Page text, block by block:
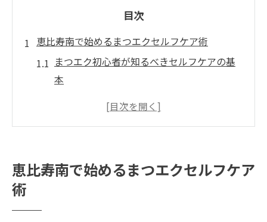
目次
恵比寿南で始めるまつエクセルフケア術
まつエク初心者が知るべきセルフケアの基
本
恵比寿で選ばれるまつエクの自宅ケア方法
とは
恵比寿南で始めるまつエクセルフケア
術